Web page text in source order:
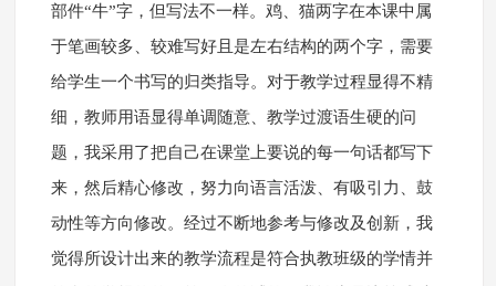
部件“牛”字，但写法不一样。鸡、猫两字在本课中属
于笔画较多、较难写好且是左右结构的两个字，需要
给学生一个书写的归类指导。对于教学过程显得不精
细，教师用语显得单调随意、教学过渡语生硬的问
题，我采用了把自己在课堂上要说的每一句话都写下
来，然后精心修改，努力向语言活泼、有吸引力、鼓
动性等方向修改。经过不断地参考与修改及创新，我
觉得所设计出来的教学流程是符合执教班级的学情并